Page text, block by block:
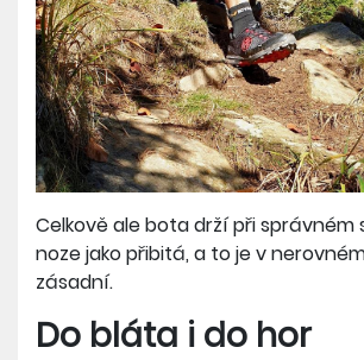
Celkově ale bota drží při správném
noze jako přibitá, a to je v
zásadní.
Do bláta i do hor